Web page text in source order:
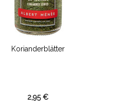
Korianderblätter
2,95 €